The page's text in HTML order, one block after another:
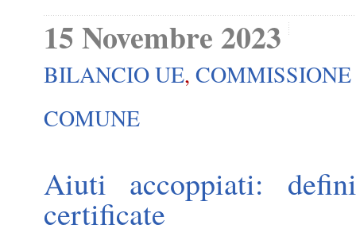
15 Novembre 2023
BILANCIO UE,
COMUNE
Aiuti accoppiati:
certificate